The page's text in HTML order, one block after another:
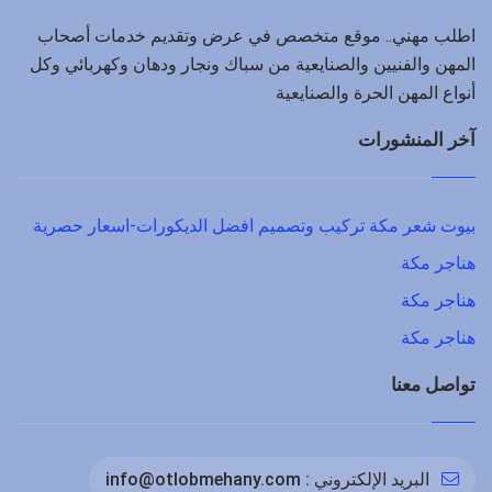
اطلب مهني.. موقع متخصص في عرض وتقديم خدمات أصحاب
المهن والفنيين والصنايعية من سباك ونجار ودهان وكهربائي وكل
أنواع المهن الحرة والصنايعية
آخر المنشورات
بيوت شعر مكة تركيب وتصميم افضل الديكورات-اسعار حصرية
هناجر مكة
هناجر مكة
هناجر مكة
تواصل معنا
البريد الإلكتروني : info@otlobmehany.com